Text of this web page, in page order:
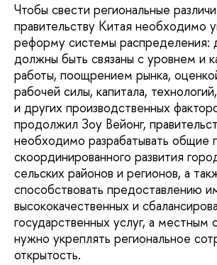
Чтобы свести региональные
правительству Китая необходимо
реформу системы распределения:
должны быть связаны с уровнем и
работы, поощрением рынка,
рабочей силы, капитала,
и других производственных
продолжил Зоу Вейонг,
необходимо разрабатывать общие
скоординированного развития
сельских районов и регионов, а
способствовать предоставлению
высококачественных и
государственных услуг, а местным
нужно укреплять региональное
открытость.